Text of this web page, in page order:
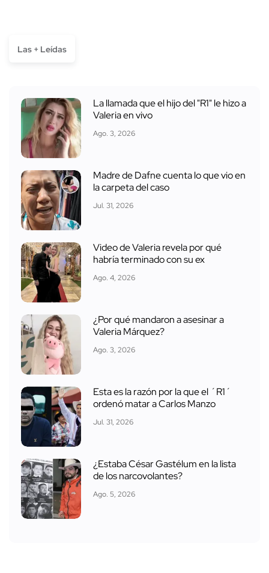
Las + Leídas
La llamada que el hijo del "R1" le hizo a
Valeria en vivo
Ago. 3, 2026
Madre de Dafne cuenta lo que vio en
la carpeta del caso
Jul. 31, 2026
Video de Valeria revela por qué
habría terminado con su ex
Ago. 4, 2026
¿Por qué mandaron a asesinar a
Valeria Márquez?
Ago. 3, 2026
Esta es la razón por la que el ´R1´
ordenó matar a Carlos Manzo
Jul. 31, 2026
¿Estaba César Gastélum en la lista
de los narcovolantes?
Ago. 5, 2026